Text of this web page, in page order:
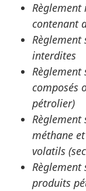
contenant
Règlement
interdites
Règlement
composés
pétrolier)
Règlement
méthane
volatils
Règlement
produits